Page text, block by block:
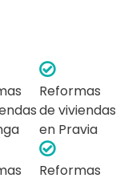
Reformas
de viviendas
en Pravia
Reformas